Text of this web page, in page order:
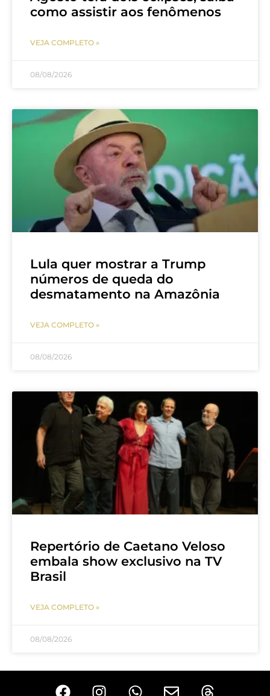
como assistir aos fenômenos
VEJA COMPLETO »
08/08/2026
Lula quer mostrar a Trump
números de queda do
desmatamento na Amazônia
VEJA COMPLETO »
08/08/2026
Repertório de Caetano Veloso
embala show exclusivo na TV
Brasil
VEJA COMPLETO »
08/08/2026